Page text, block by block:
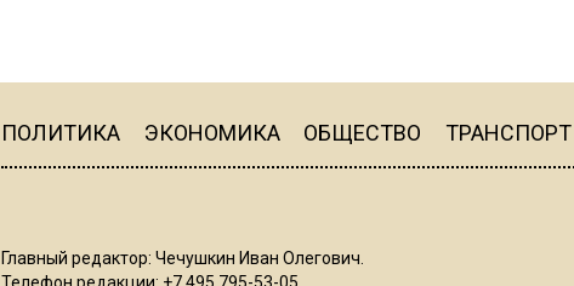
ПОЛИТИКА ЭКОНОМИКА ОБЩЕСТВО ТРАНСПОРТ
Главный редактор: Чечушкин Иван Олегович.